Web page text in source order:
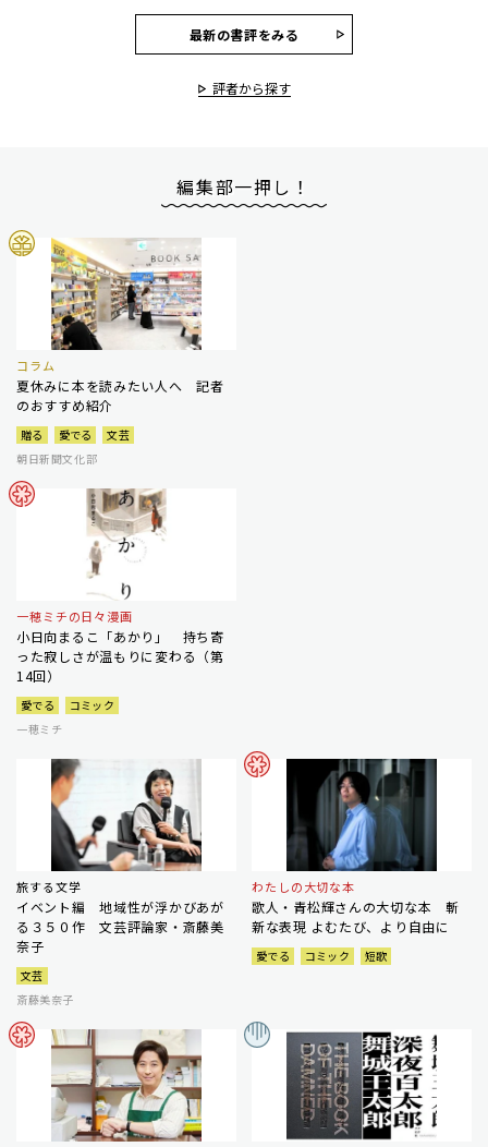
最新の書評をみる
評者から探す
編集部一押し！
コラム
夏休みに本を読みたい人へ 記者
のおすすめ紹介
贈る 愛でる
文芸
朝日新聞文化部
一穂ミチの日々漫画
小日向まるこ「あかり」 持ち寄
った寂しさが温もりに変わる（第
14回）
愛でる
コミック
一穂ミチ
旅する文学
イベント編 地域性が浮かびあが
る３５０作 文芸評論家・斎藤美
奈子
文芸
斎藤美奈子
わたしの大切な本
歌人・青松輝さんの大切な本 斬
新な表現 よむたび、より自由に
愛でる コミック 短歌